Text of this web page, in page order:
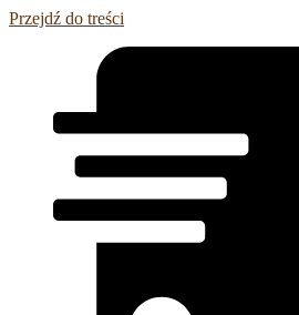
Przejdź do treści